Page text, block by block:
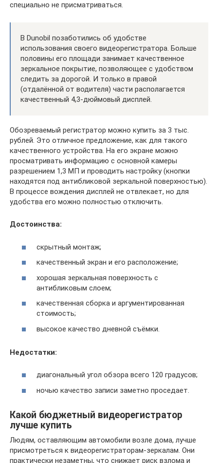
специально не присматриваться.
В Dunobil позаботились об удобстве
использования своего видеорегистратора. Больше
половины его площади занимает качественное
зеркальное покрытие, позволяющее с удобством
следить за дорогой. И только в правой
(отдалённой от водителя) части располагается
качественный 4,3-дюймовый дисплей.
Обозреваемый регистратор можно купить за 3 тыс.
рублей. Это отличное предложение, как для такого
качественного устройства. На его экране можно
просматривать информацию с основной камеры
разрешением 1,3 МП и проводить настройку (кнопки
находятся под антибликовой зеркальной поверхностью).
В процессе вождения дисплей не отвлекает, но для
удобства его можно полностью отключить.
Достоинства:
скрытный монтаж;
качественный экран и его расположение;
хорошая зеркальная поверхность с
антибликовым слоем;
качественная сборка и аргументированная
стоимость;
высокое качество дневной съёмки.
Недостатки:
диагональный угол обзора всего 120 градусов;
ночью качество записи заметно проседает.
Какой бюджетный видеорегистратор
лучше купить
Людям, оставляющим автомобили возле дома, лучше
присмотреться к видеорегистраторам-зеркалам. Они
практически незаметны, что снижает риск взлома и